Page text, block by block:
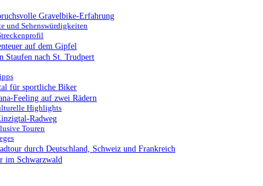
Gravelbike-Erfahrung
und Sehenswürdigkeiten
auf dem Gipfel
Staufen nach St. Trudpert
für sportliche Biker
Feeling auf zwei Rädern
Highlights
Radweg
Touren
durch Deutschland, Schweiz und Frankreich
im Schwarzwald